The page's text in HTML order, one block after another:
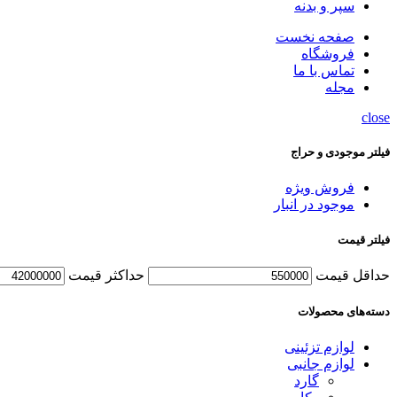
سپر و بدنه
صفحه نخست
فروشگاه
تماس با ما
مجله
close
فیلتر موجودی و حراج
فروش ویژه
موجود در انبار
فیلتر قیمت
حداقل قیمت حداكثر قيمت
دسته‌های محصولات
لوازم تزئینی
لوازم جانبی
گارد